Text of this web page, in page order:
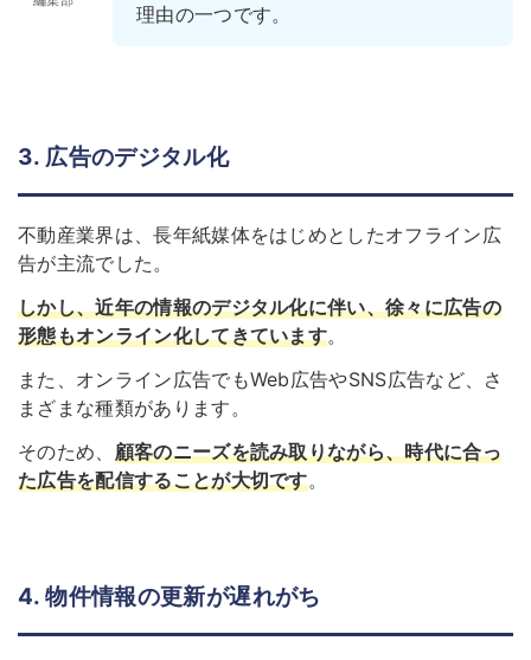
理由の一つです。
3. 広告のデジタル化
不動産業界は、長年紙媒体をはじめとしたオフライン広
告が主流でした。
しかし、近年の情報のデジタル化に伴い、徐々に広告の
形態もオンライン化してきています。
また、オンライン広告でもWeb広告やSNS広告など、さ
まざまな種類があります。
そのため、 顧客のニーズを読み取りながら、時代に合っ
た広告を配信することが大切です。
4. 物件情報の更新が遅れがち